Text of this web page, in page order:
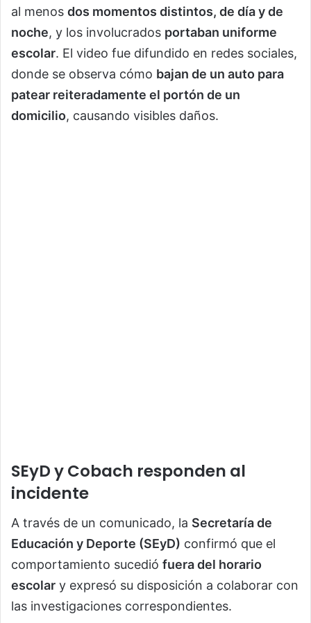
al menos dos momentos distintos, de día y de
noche, y los involucrados portaban uniforme
escolar. El video fue difundido en redes sociales,
donde se observa cómo bajan de un auto para
patear reiteradamente el portón de un
domicilio, causando visibles daños.
SEyD y Cobach responden al
incidente
A través de un comunicado, la Secretaría de
Educación y Deporte (SEyD) confirmó que el
comportamiento sucedió fuera del horario
escolar y expresó su disposición a colaborar con
las investigaciones correspondientes.